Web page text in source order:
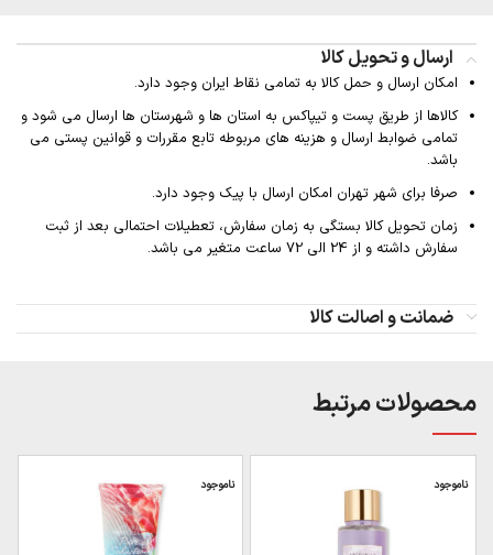
ارسال و تحویل کالا
امکان ارسال و حمل کالا به تمامی نقاط ایران وجود دارد.
کالاها از طریق پست و تیپاکس به استان ها و شهرستان ها ارسال می شود و
تمامی ضوابط ارسال و هزینه های مربوطه تابع مقررات و قوانین پستی می
باشد.
صرفا برای شهر تهران امکان ارسال با پیک وجود دارد.
زمان تحویل کالا بستگی به زمان سفارش، تعطیلات احتمالی بعد از ثبت
سفارش داشته و از 24 الی 72 ساعت متغیر می باشد.
ضمانت و اصالت کالا
محصولات مرتبط
ناموجود ناموجود